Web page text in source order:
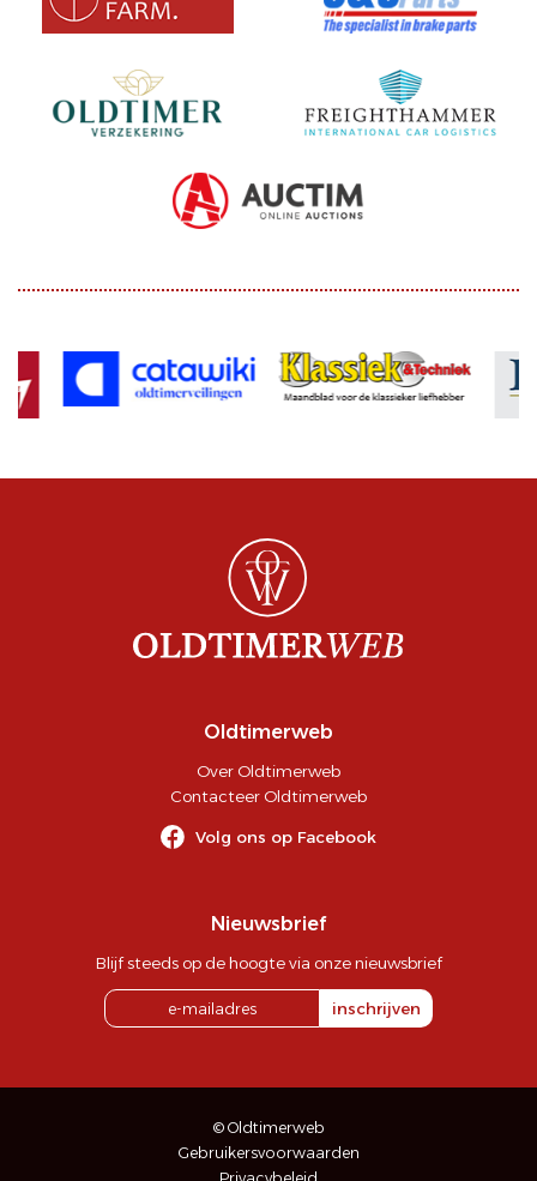
Oldtimerweb
Over Oldtimerweb
Contacteer Oldtimerweb
Volg ons op Facebook
Nieuwsbrief
Blijf steeds op de hoogte via onze nieuwsbrief
inschrijven
© Oldtimerweb
Gebruikersvoorwaarden